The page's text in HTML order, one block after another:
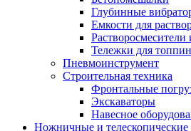
Глубинные
Емкости для
Растворосмесители
Тележки для
Пневмоинструмент
Строительная техника
Фронтальные
Экскаваторы
Навесное
Ножничные и